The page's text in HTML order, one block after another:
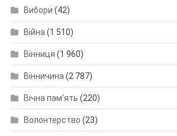
Вибори (42)
Війна (1 510)
Вінниця (1 960)
Вінничина (2 787)
Вічна пам'ять (220)
Волонтерство (23)